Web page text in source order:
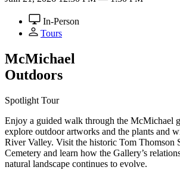
In-Person
Tours
McMichael
Outdoors
Spotlight Tour
Enjoy a guided walk through the McMichael
explore outdoor artworks and the plants and
River Valley. Visit the historic Tom Thomson
Cemetery and learn how the Gallery’s
natural landscape continues to evolve.